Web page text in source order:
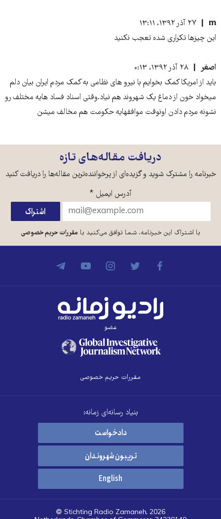
m
۲۷ آذر ۱۳۹۲، ۱۳:۱۱
این چیزها تکراری شده تعجب نکنید
اصغر
۲۸ آذر ۱۳۹۲، ۰:۱۳
باید از امریکا کمک بخوایم با نیرو های نظامی به کمک مردم ایران بیان دلم
میخواد خون از دماغ یک شهروند هم نیاد.وقتی اسناد فساد هایه مختلف رو
نشونه مردم دادن اونوقت موافقهایه حکومت هم مخالف میشن
دریافت مقاله‌های تازه
خبرنامه را مشترک شوید و گزیده‌ای از پرخواننده‌ترین مقاله‌ها را دریافت کنید
آدرس ایمیل *
با اشتراک این خبرنامه، شما توافق می‌کنید بامقررات حریم خصوصی
عضو
مقررات حریم خصوصی
بنیاد رسانه‌ای زمانه:
دادخواست
تریبون شهروندان
English
© Stichting Radio Zamaneh, 2026